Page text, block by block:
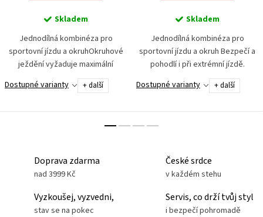
Skladem
Jednodílná kombinéza pro
sportovní jízdu a okruhOkruhové
ježdění vyžaduje maximální
soustředění na výkon. Toho
docílíme jen s pocitem bezpečí a
Dostupné varianty + další
Skladem
Jednodílná kombinéza pro
sportovní jízdu a okruh Bezpečí a
pohodlí i při extrémní jízdě.
Jednodílná kombinéza ALFA byla
vyvinuta pro jezdce, kteří vyžadují
Dostupné varianty + další
Doprava zdarma
nad 3999 Kč
České srdce
v každém stehu
Vyzkoušej, vyzvedni,
stav se na pokec
Servis, co drží tvůj styl
i bezpečí pohromadě